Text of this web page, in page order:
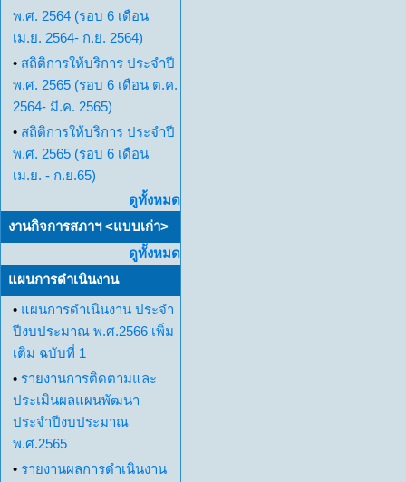
พ.ศ. 2564 (รอบ 6 เดือน
เม.ย. 2564- ก.ย. 2564)
• สถิติการให้บริการ ประจำปี
พ.ศ. 2565 (รอบ 6 เดือน ต.ค.
2564- มี.ค. 2565)
• สถิติการให้บริการ ประจำปี
พ.ศ. 2565 (รอบ 6 เดือน
เม.ย. - ก.ย.65)
ดูทั้งหมด
งานกิจการสภาฯ <แบบเก่า>
ดูทั้งหมด
แผนการดำเนินงาน
• แผนการดำเนินงาน ประจำ
ปีงบประมาณ พ.ศ.2566 เพิ่ม
เติม ฉบับที่ 1
• รายงานการติดตามและ
ประเมินผลแผนพัฒนา
ประจำปีงบประมาณ
พ.ศ.2565
• รายงานผลการดำเนินงาน